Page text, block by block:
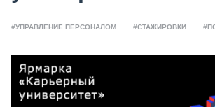
#УПРАВЛЕНИЕ ПЕРСОНАЛОМ #СТАЖИРОВКИ